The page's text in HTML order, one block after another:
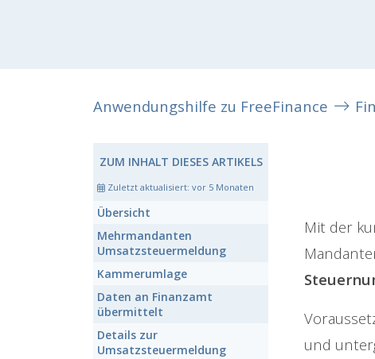
Anwendungshilfe zu FreeFinance
ZUM INHALT DIESES ARTIKELS
Zuletzt aktualisiert: vor 5 Monaten
Übersicht
Mehrmandanten
Umsatzsteuermeldung
Kammerumlage
Daten an Finanzamt
übermittelt
Details zur
Umsatzsteuermeldung
Mit der
und